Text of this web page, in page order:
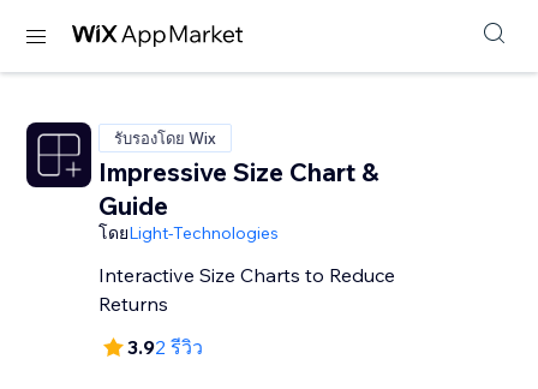
รับรองโดย Wix
Impressive Size Chart &
Guide
โดยLight-Technologies
Interactive Size Charts to Reduce
Returns
3.92 รีวิว